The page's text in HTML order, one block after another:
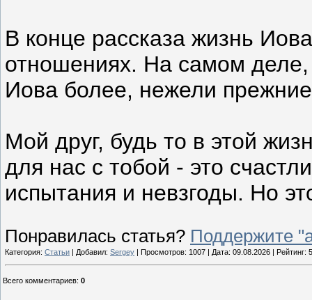
В конце рассказа жизнь
отношениях. На самом деле,
Иова более, нежели
Мой друг, будь то в этой
для нас с тобой - это
испытания и невзгоды. Но
Понравилась статья? Поддержите
Категория: Статьи | Добавил: Sergey | Просмотров: 1007 | Дата: 09.08.2026 | Рейтинг:
Всего комментариев: 0